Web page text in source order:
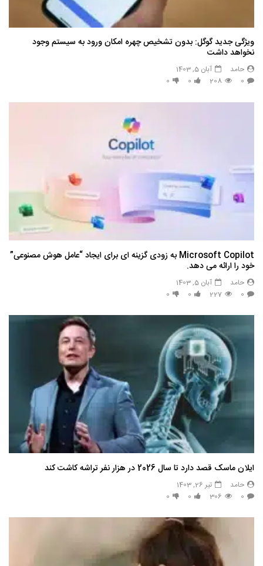
ویژگی جدید گوگل: بدون تشخیص چهره امکان ورود به سیستم وجود
نخواهد داشت
حامد
آبان 5, 1403
0
208
0
0
Microsoft Copilot به زودی گزینه ای برای ایجاد “عامل هوش مصنوعی”
خود را ارائه می دهد.
حامد
آبان 5, 1403
0
227
0
0
ایلان ماسک قصد دارد تا سال 2026 در هزار نفر تراشه کاشت کند
حامد
تیر 26, 1403
0
306
0
0